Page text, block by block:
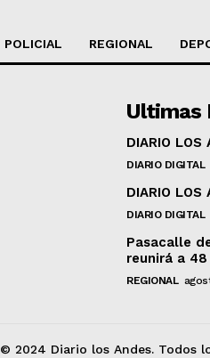
POLICIAL REGIONAL
Ultimas
DIARIO
DIARIO DIGITAL
DIARIO
DIARIO DIGITAL
Pasacalle
reunirá a
REGIONAL
© 2024 Diario los Andes. Todos